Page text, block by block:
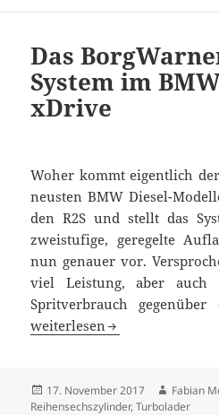
Das
System im
xDrive
Woher kommt eigentlich
neusten BMW Diesel-
den R2S und stellt das
zweistufige, geregelte
nun genauer vor.
viel Leistung, aber auch
Spritverbrauch gegenüber
Das BorgWarner 4-Turbo-
weiterlesen
Veröffentlicht
am
17. November 2017 Autor
Fabian
Reihensechszylinder,Turbolader